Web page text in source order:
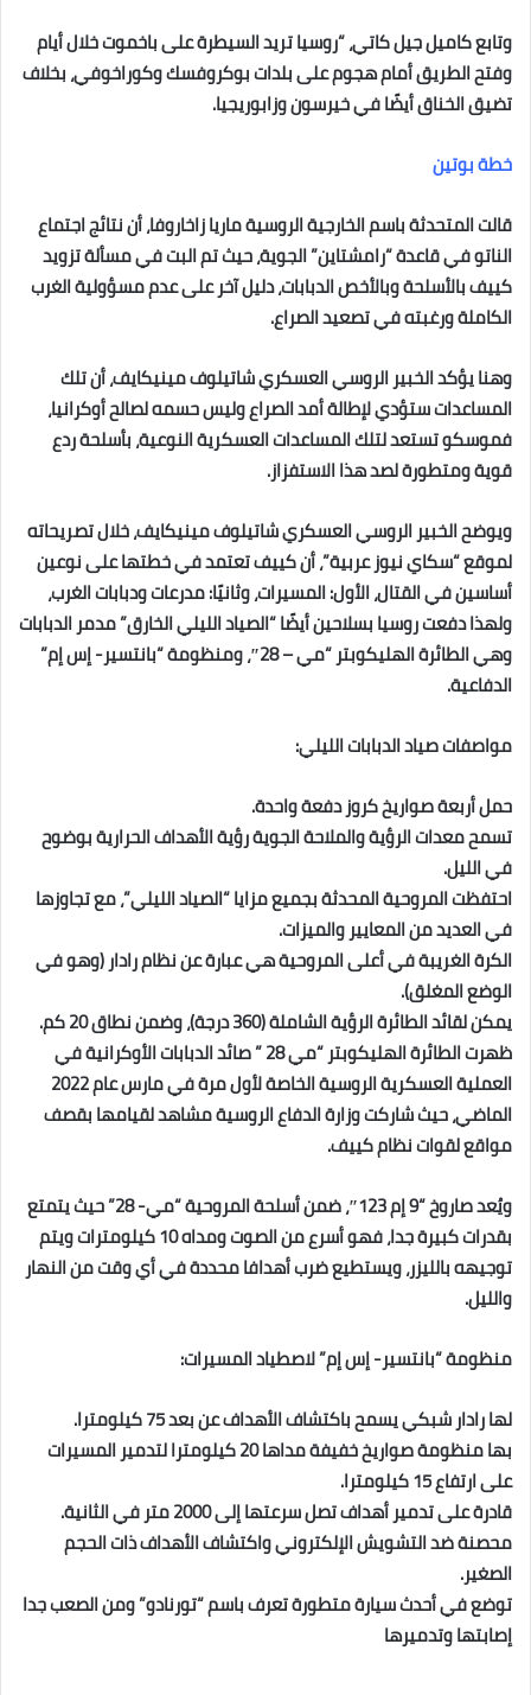
وتابع كاميل جيل كاتي، “روسيا تريد السيطرة على باخموت خلال أيام
وفتح الطريق أمام هجوم على بلدات بوكروفسك وكوراخوفي، بخلاف
تضيق الخناق أيضًا في خيرسون وزابوريجيا.
خطة بوتين
قالت المتحدثة باسم الخارجية الروسية ماريا زاخاروفا، أن نتائج اجتماع
الناتو في قاعدة “رامشتاين” الجوية، حيث تم البت في مسألة تزويد
كييف بالأسلحة وبالأخص الدبابات، دليل آخر على عدم مسؤولية الغرب
الكاملة ورغبته في تصعيد الصراع.
وهنا يؤكد الخبير الروسي العسكري شاتيلوف مينيكايف، أن تلك
المساعدات ستؤدي لإطالة أمد الصراع وليس حسمه لصالح أوكرانيا،
فموسكو تستعد لتلك المساعدات العسكرية النوعية، بأسلحة ردع
قوية ومتطورة لصد هذا الاستفزاز.
ويوضح الخبير الروسي العسكري شاتيلوف مينيكايف، خلال تصريحاته
لموقع “سكاي نيوز عربية”، أن كييف تعتمد في خطتها على نوعين
أساسين في القتال، الأول: المسيرات، وثانيًا: مدرعات ودبابات الغرب،
ولهذا دفعت روسيا بسلاحين أيضًا “الصياد الليلي الخارق” مدمر الدبابات
وهي الطائرة الهليكوبتر “مي – 28″، ومنظومة “بانتسير- إس إم”
الدفاعية.
مواصفات صياد الدبابات الليلي:
حمل أربعة صواريخ كروز دفعة واحدة.
تسمح معدات الرؤية والملاحة الجوية رؤية الأهداف الحرارية بوضوح
في الليل.
احتفظت المروحية المحدثة بجميع مزايا “الصياد الليلي”، مع تجاوزها
في العديد من المعايير والميزات.
الكرة الغريبة في أعلى المروحية هي عبارة عن نظام رادار (وهو في
الوضع المغلق).
يمكن لقائد الطائرة الرؤية الشاملة (360 درجة)، وضمن نطاق 20 كم.
ظهرت الطائرة الهليكوبتر “مي 28 ” صائد الدبابات الأوكرانية في
العملية العسكرية الروسية الخاصة لأول مرة في مارس عام 2022
الماضي، حيث شاركت وزارة الدفاع الروسية مشاهد لقيامها بقصف
مواقع لقوات نظام كييف.
ويُعد صاروخ “9 إم 123″، ضمن أسلحة المروحية “مي- 28” حيث يتمتع
بقدرات كبيرة جدا، فهو أسرع من الصوت ومداه 10 كيلومترات ويتم
توجيهه بالليزر، ويستطيع ضرب أهدافا محددة في أي وقت من النهار
والليل.
منظومة “بانتسير- إس إم” لاصطياد المسيرات:
لها رادار شبكي يسمح باكتشاف الأهداف عن بعد 75 كيلومترا.
بها منظومة صواريخ خفيفة مداها 20 كيلومترا لتدمير المسيرات
على ارتفاع 15 كيلومترا.
قادرة على تدمير أهداف تصل سرعتها إلى 2000 متر في الثانية.
محصنة ضد التشويش الإلكتروني واكتشاف الأهداف ذات الحجم
الصغير.
توضع في أحدث سيارة متطورة تعرف باسم “تورنادو” ومن الصعب جدا
إصابتها وتدميرها